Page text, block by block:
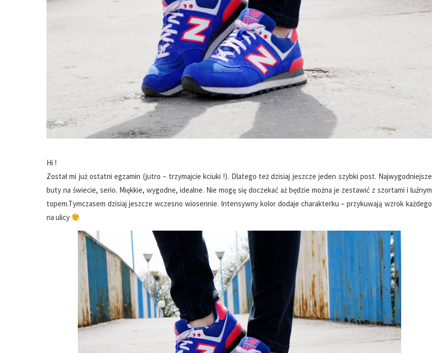
Hi !
Został mi już ostatni egzamin (jutro – trzymajcie kciuki !). Dlatego też dzisiaj jeszcze jeden szybki post. Najwygodniejsze
buty na świecie, serio. Miękkie, wygodne, idealne. Nie mogę się doczekać aż będzie można je zestawić z szortami i luźnym
topem.Tymczasem dzisiaj jeszcze wczesno wiosennie. Intensywny kolor dodaje charakterku – przykuwają wzrok każdego
na ulicy